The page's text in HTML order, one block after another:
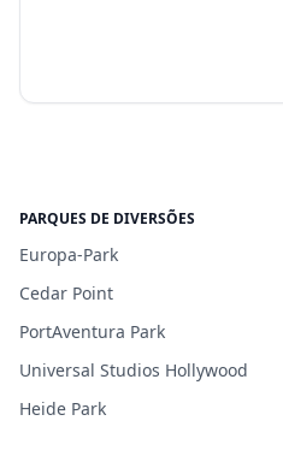
PARQUES DE DIVERSÕES
Europa-Park
Cedar Point
PortAventura Park
Universal Studios Hollywood
Heide Park